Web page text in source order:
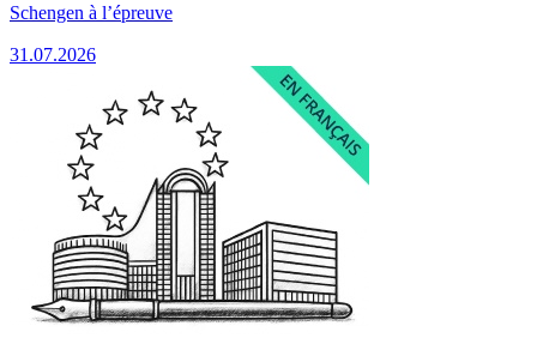
Schengen à l’épreuve
31.07.2026